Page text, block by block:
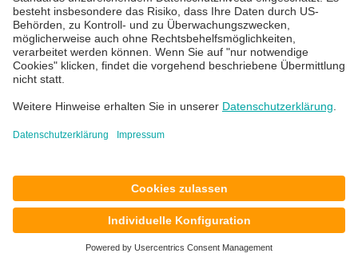
Blog
News & Events
Datenschutz